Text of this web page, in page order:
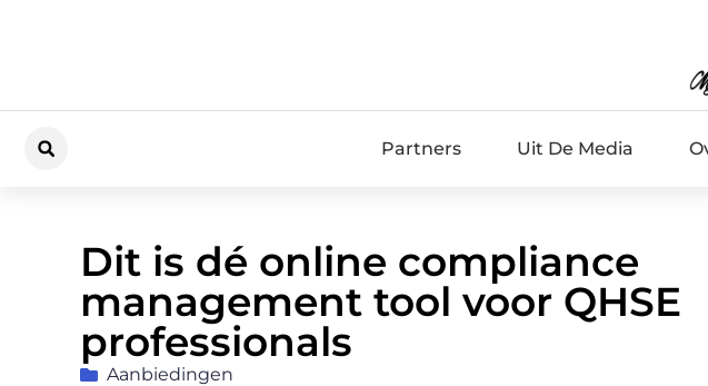
Partners Uit De Media
Dit is dé online compliance
management tool voor QHSE
professionals
Aanbiedingen